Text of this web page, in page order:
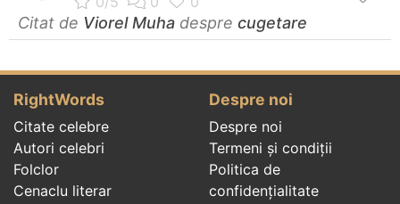
Citat de Viorel Muha despre cugetare
RightWords
Citate celebre
Autori celebri
Folclor
Cenaclu literar
Despre noi
Despre noi
Termeni și condiții
Politica de
confidenţialitate